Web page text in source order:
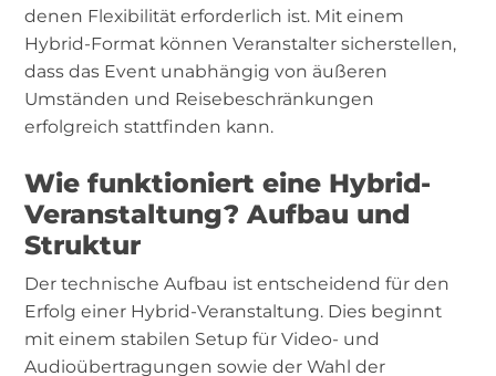
denen Flexibilität erforderlich ist. Mit einem
Hybrid-Format können Veranstalter sicherstellen,
dass das Event unabhängig von äußeren
Umständen und Reisebeschränkungen
erfolgreich stattfinden kann.
Wie funktioniert eine Hybrid-
Veranstaltung? Aufbau und
Struktur
Der technische Aufbau ist entscheidend für den
Erfolg einer Hybrid-Veranstaltung. Dies beginnt
mit einem stabilen Setup für Video- und
Audioübertragungen sowie der Wahl der